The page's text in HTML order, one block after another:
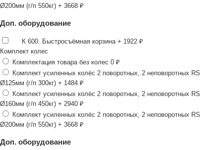
Ø200мм (г/п 550кг) + 3668 ₽
Доп. оборудование
К 600. Быстросъёмная корзина + 1922 ₽
Комплект колес
Комплектация товара без колес 0 ₽
Комплект усиленных колёс 2 поворотных, 2 неповоротных RS
Ø125мм (г/п 300кг) + 1484 ₽
Комплект усиленных колёс 2 поворотных, 2 неповоротных RS
Ø160мм (г/п 450кг) + 2940 ₽
Комплект усиленных колёс 2 поворотных, 2 неповоротных RS
Ø200мм (г/п 550кг) + 3668 ₽
Доп. оборудование